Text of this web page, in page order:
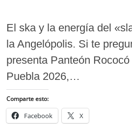
El ska y la energía del
la Angelópolis. Si te
presenta Panteón
Puebla 2026,…
Comparte esto:
Facebook X